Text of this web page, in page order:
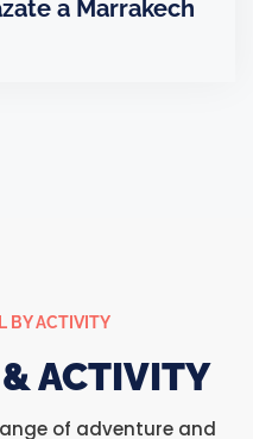
a Marrakech
BY ACTIVITY
ACTIVITY
of adventure and